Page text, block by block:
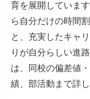
育を展開していま
ら自分だけの時間
と、充実したキャ
りが自分らしい進
は、同校の偏差値
績、部活動まで詳